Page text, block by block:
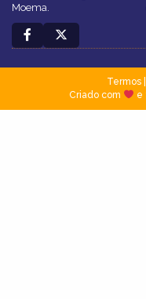
Moema.
Termos|
Criado com
e